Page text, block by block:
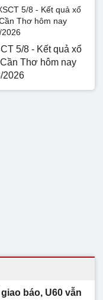
5/8 - Kết quả xổ
Thơ hôm nay
2026
báo, U60 vẫn